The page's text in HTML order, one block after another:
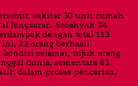
sekitar 30 unit rumah
longsoran. Sebanyak 34
dengan total 113
23 orang berhasil
kondisi selamat, tujuh orang
dunia, sementara 83
dalam proses pencarian.